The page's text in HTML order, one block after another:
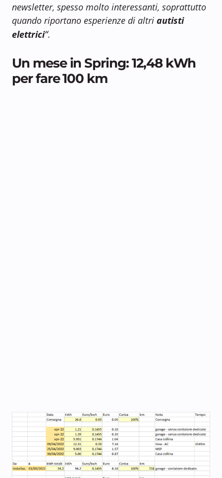
newsletter, spesso molto interessanti, soprattutto
quando riportano esperienze di altri autisti
elettrici“.
Un mese in Spring: 12,48 kWh
per fare 100 km